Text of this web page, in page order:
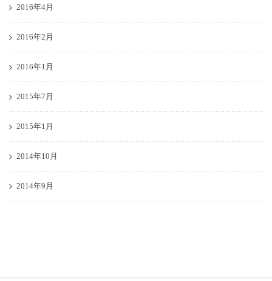
2016年4月
2016年2月
2016年1月
2015年7月
2015年1月
2014年10月
2014年9月